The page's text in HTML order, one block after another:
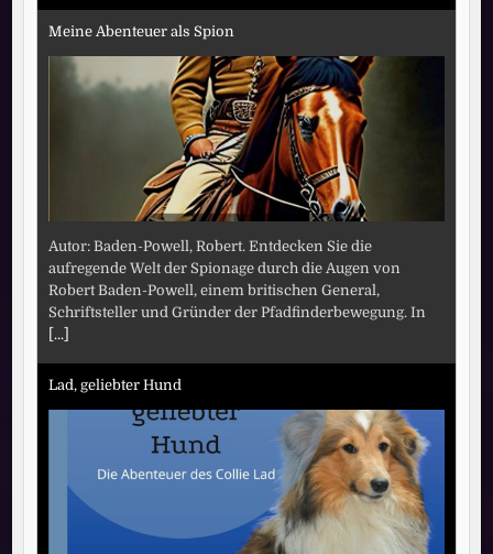
Meine Abenteuer als Spion
Autor: Baden-Powell, Robert. Entdecken Sie die
aufregende Welt der Spionage durch die Augen von
Robert Baden-Powell, einem britischen General,
Schriftsteller und Gründer der Pfadfinderbewegung. In
[...]
Lad, geliebter Hund